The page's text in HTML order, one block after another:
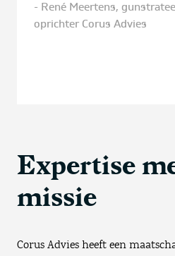
- René Meertens,
oprichter Corus Advies
Expertise
missie
Corus Advies heeft een